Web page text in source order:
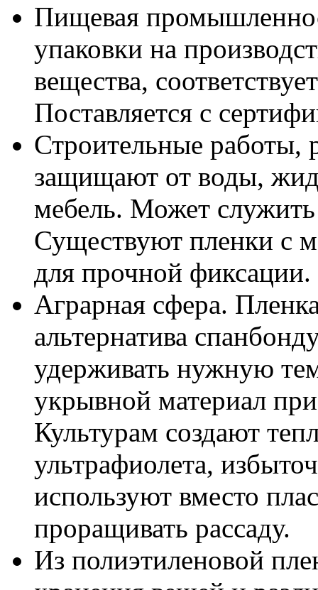
Пищевая
упаковки на
вещества,
Поставляется с
Строительные работы,
защищают от воды,
мебель. Может служить
Существуют пленки с
для прочной фиксации.
Аграрная сфера.
альтернатива
удерживать нужную
укрывной материал
Культурам создают
ультрафиолета,
используют вместо
проращивать рассаду.
Из полиэтиленовой